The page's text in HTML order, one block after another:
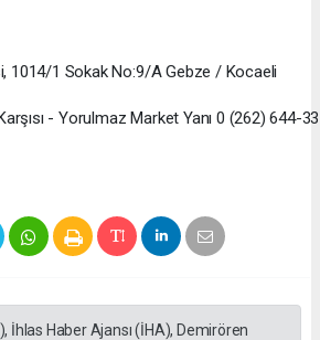
1014/1 Sokak No:9/A Gebze / Kocaeli
- Yorulmaz Market Yanı 0 (262) 644-
İhlas Haber Ajansı (İHA), Demirören